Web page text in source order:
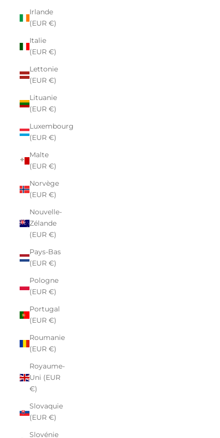
Irlande
(EUR €)
Italie
(EUR €)
Lettonie
(EUR €)
Lituanie
(EUR €)
Luxembourg
(EUR €)
Malte
(EUR €)
Norvège
(EUR €)
Nouvelle-
Zélande
(EUR €)
Pays-Bas
(EUR €)
Pologne
(EUR €)
Portugal
(EUR €)
Roumanie
(EUR €)
Royaume-
Uni (EUR
€)
Slovaquie
(EUR €)
Slovénie